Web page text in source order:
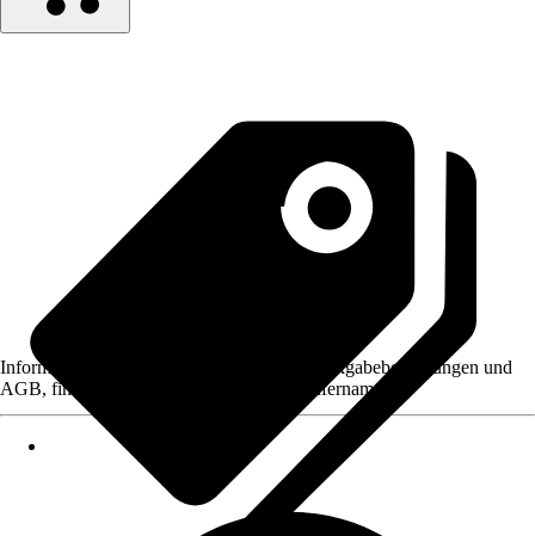
Informationen des Verkäufers, wie z. B. Rückgabebedingungen und
AGB, finden Sie bei Klick auf den Verkäufernamen.